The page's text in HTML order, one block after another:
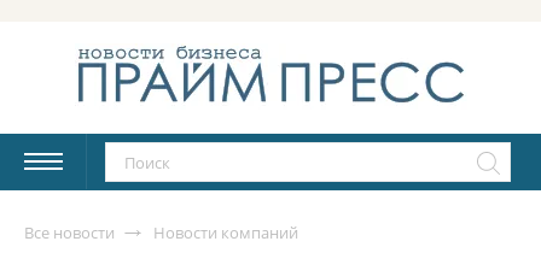
Все новости Новости компаний